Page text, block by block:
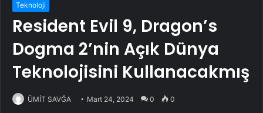
Teknoloji
Resident Evil 9, Dragon’s
Dogma 2’nin Açık Dünya
Teknolojisini Kullanacakmış
ÜMİT SAVĞA Mart 24, 2024 0 0